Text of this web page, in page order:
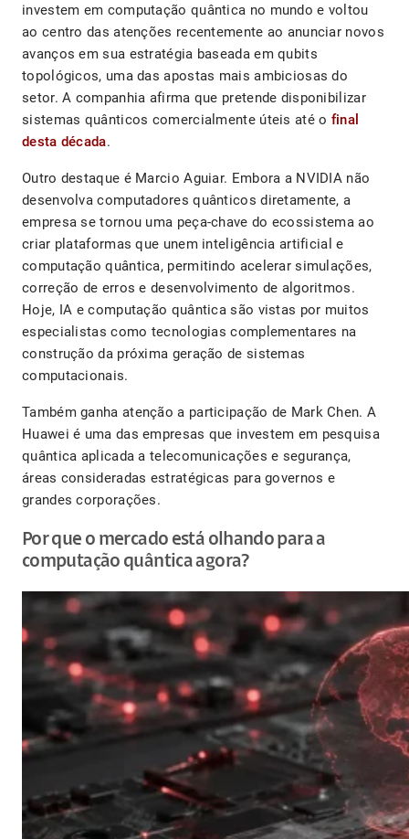
investem em computação quântica no mundo e voltou
ao centro das atenções recentemente ao anunciar novos
avanços em sua estratégia baseada em qubits
topológicos, uma das apostas mais ambiciosas do
setor. A companhia afirma que pretende disponibilizar
sistemas quânticos comercialmente úteis até o final
desta década.
Outro destaque é Marcio Aguiar. Embora a NVIDIA não
desenvolva computadores quânticos diretamente, a
empresa se tornou uma peça-chave do ecossistema ao
criar plataformas que unem inteligência artificial e
computação quântica, permitindo acelerar simulações,
correção de erros e desenvolvimento de algoritmos.
Hoje, IA e computação quântica são vistas por muitos
especialistas como tecnologias complementares na
construção da próxima geração de sistemas
computacionais.
Também ganha atenção a participação de Mark Chen. A
Huawei é uma das empresas que investem em pesquisa
quântica aplicada a telecomunicações e segurança,
áreas consideradas estratégicas para governos e
grandes corporações.
Por que o mercado está olhando para a
computação quântica agora?